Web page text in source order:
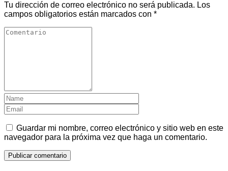
Tu dirección de correo electrónico no será publicada. Los
campos obligatorios están marcados con *
Guardar mi nombre, correo electrónico y sitio web en este
navegador para la próxima vez que haga un comentario.